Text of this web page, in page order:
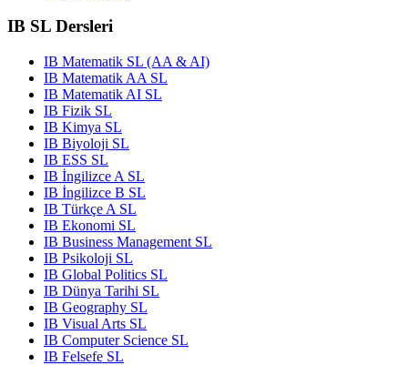
IB SL Dersleri
IB Matematik SL (AA & AI)
IB Matematik AA SL
IB Matematik AI SL
IB Fizik SL
IB Kimya SL
IB Biyoloji SL
IB ESS SL
IB İngilizce A SL
IB İngilizce B SL
IB Türkçe A SL
IB Ekonomi SL
IB Business Management SL
IB Psikoloji SL
IB Global Politics SL
IB Dünya Tarihi SL
IB Geography SL
IB Visual Arts SL
IB Computer Science SL
IB Felsefe SL